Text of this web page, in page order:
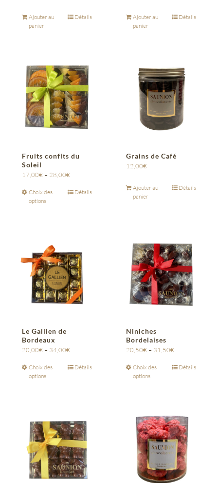
Ajouter au
panier
Détails
Ajouter au
panier
Détails
Fruits confits du
Soleil
17,00€ – 28,00€
Choix des
options
Détails
Grains de Café
12,00€
Ajouter au
panier
Détails
Le Gallien de
Bordeaux
20,00€ – 34,00€
Choix des
options
Détails
Niniches
Bordelaises
20,50€ – 31,50€
Choix des
options
Détails